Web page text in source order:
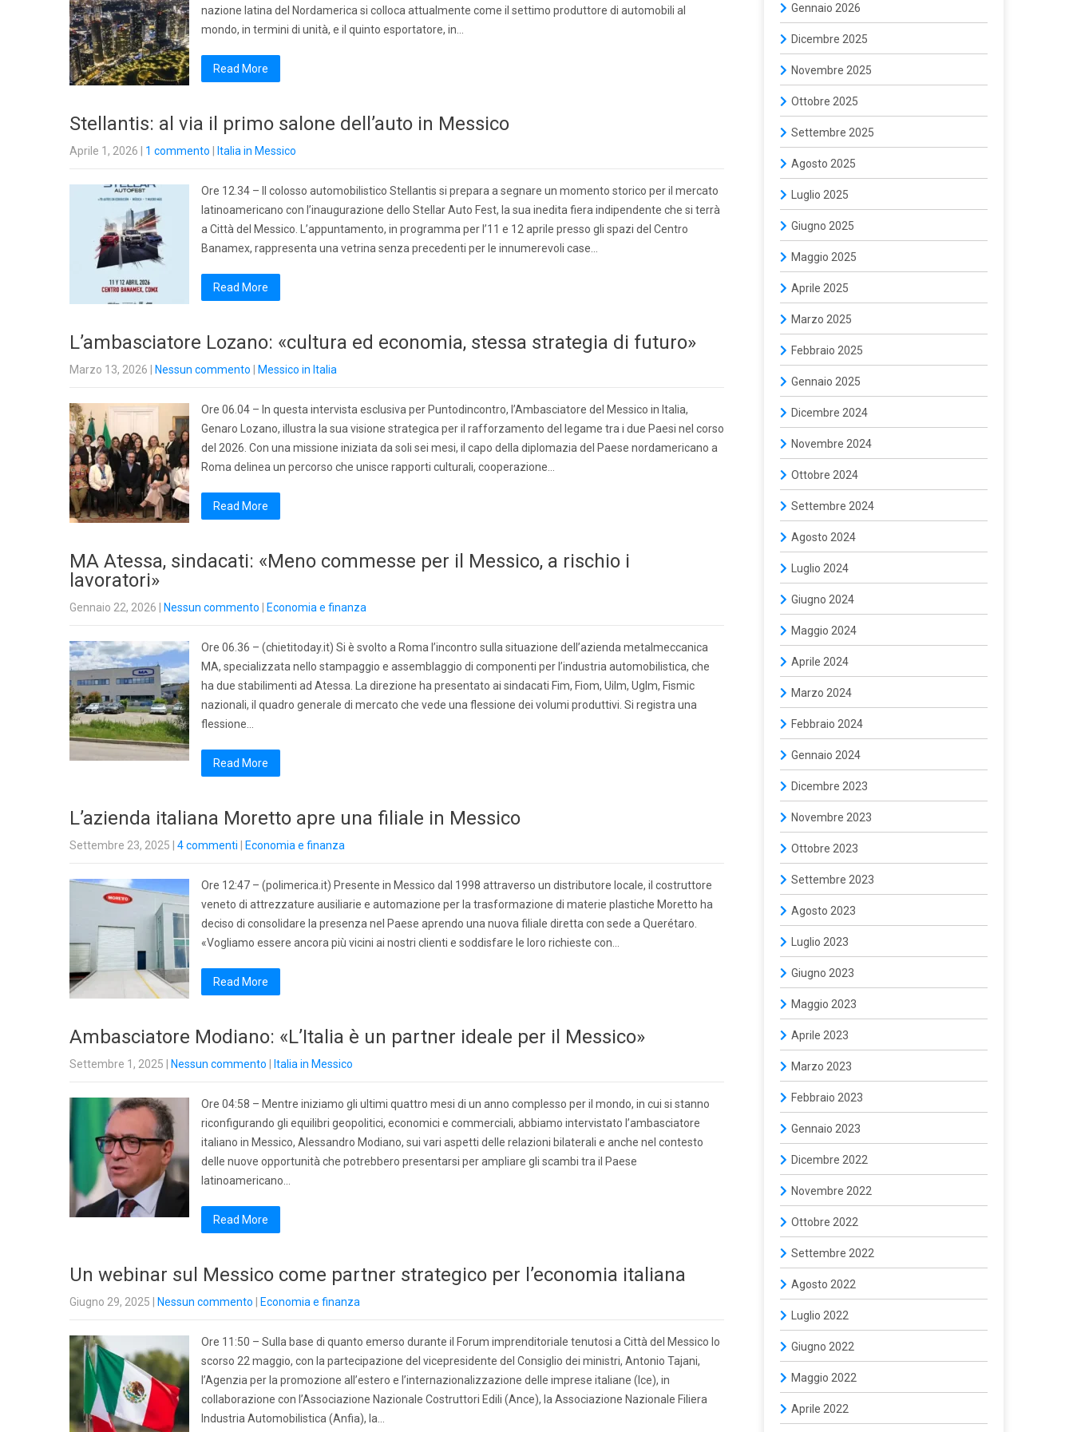
nazione latina del Nordamerica si colloca attualmente come il settimo produttore di automobili al
mondo, in termini di unità, e il quinto esportatore, in…
Read More
Stellantis: al via il primo salone dell’auto in Messico
Aprile 1, 2026 1 commento Italia in Messico
Ore 12.34 – Il colosso automobilistico Stellantis si prepara a segnare un momento storico per il mercato
latinoamericano con l’inaugurazione dello Stellar Auto Fest, la sua inedita fiera indipendente che si terrà
a Città del Messico. L’appuntamento, in programma per l’11 e 12 aprile presso gli spazi del Centro
Banamex, rappresenta una vetrina senza precedenti per le innumerevoli case…
Read More
L’ambasciatore Lozano: «cultura ed economia, stessa strategia di futuro»
Marzo 13, 2026 Nessun commento Messico in Italia
Ore 06.04 – In questa intervista esclusiva per Puntodincontro, l’Ambasciatore del Messico in Italia,
Genaro Lozano, illustra la sua visione strategica per il rafforzamento del legame tra i due Paesi nel corso
del 2026. Con una missione iniziata da soli sei mesi, il capo della diplomazia del Paese nordamericano a
Roma delinea un percorso che unisce rapporti culturali, cooperazione…
Read More
MA Atessa, sindacati: «Meno commesse per il Messico, a rischio i
lavoratori»
Gennaio 22, 2026 Nessun commento Economia e finanza
Ore 06.36 – (chietitoday.it) Si è svolto a Roma l’incontro sulla situazione dell’azienda metalmeccanica
MA, specializzata nello stampaggio e assemblaggio di componenti per l’industria automobilistica, che
ha due stabilimenti ad Atessa. La direzione ha presentato ai sindacati Fim, Fiom, Uilm, Uglm, Fismic
nazionali, il quadro generale di mercato che vede una flessione dei volumi produttivi. Si registra una
flessione…
Read More
L’azienda italiana Moretto apre una filiale in Messico
Settembre 23, 2025 4 commenti Economia e finanza
Ore 12:47 – (polimerica.it) Presente in Messico dal 1998 attraverso un distributore locale, il costruttore
veneto di attrezzature ausiliarie e automazione per la trasformazione di materie plastiche Moretto ha
deciso di consolidare la presenza nel Paese aprendo una nuova filiale diretta con sede a Querétaro.
«Vogliamo essere ancora più vicini ai nostri clienti e soddisfare le loro richieste con…
Read More
Ambasciatore Modiano: «L’Italia è un partner ideale per il Messico»
Settembre 1, 2025 Nessun commento Italia in Messico
Ore 04:58 – Mentre iniziamo gli ultimi quattro mesi di un anno complesso per il mondo, in cui si stanno
riconfigurando gli equilibri geopolitici, economici e commerciali, abbiamo intervistato l’ambasciatore
italiano in Messico, Alessandro Modiano, sui vari aspetti delle relazioni bilaterali e anche nel contesto
delle nuove opportunità che potrebbero presentarsi per ampliare gli scambi tra il Paese
latinoamericano…
Read More
Un webinar sul Messico come partner strategico per l’economia italiana
Giugno 29, 2025 Nessun commento Economia e finanza
Ore 11:50 – Sulla base di quanto emerso durante il Forum imprenditoriale tenutosi a Città del Messico lo
scorso 22 maggio, con la partecipazione del vicepresidente del Consiglio dei ministri, Antonio Tajani,
l’Agenzia per la promozione all’estero e l’internazionalizzazione delle imprese italiane (Ice), in
collaborazione con l’Associazione Nazionale Costruttori Edili (Ance), la Associazione Nazionale Filiera
Industria Automobilistica (Anfia), la…
Gennaio 2026
Dicembre 2025
Novembre 2025
Ottobre 2025
Settembre 2025
Agosto 2025
Luglio 2025
Giugno 2025
Maggio 2025
Aprile 2025
Marzo 2025
Febbraio 2025
Gennaio 2025
Dicembre 2024
Novembre 2024
Ottobre 2024
Settembre 2024
Agosto 2024
Luglio 2024
Giugno 2024
Maggio 2024
Aprile 2024
Marzo 2024
Febbraio 2024
Gennaio 2024
Dicembre 2023
Novembre 2023
Ottobre 2023
Settembre 2023
Agosto 2023
Luglio 2023
Giugno 2023
Maggio 2023
Aprile 2023
Marzo 2023
Febbraio 2023
Gennaio 2023
Dicembre 2022
Novembre 2022
Ottobre 2022
Settembre 2022
Agosto 2022
Luglio 2022
Giugno 2022
Maggio 2022
Aprile 2022